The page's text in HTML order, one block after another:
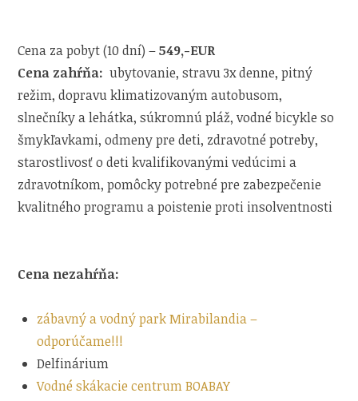
Cena za pobyt (10 dní) –549,-EUR
Cena zahŕňa: ubytovanie, stravu 3x denne, pitný
režim, dopravu klimatizovaným autobusom,
slnečníky a lehátka, súkromnú pláž, vodné bicykle so
šmykľavkami, odmeny pre deti, zdravotné potreby,
starostlivosť o deti kvalifikovanými vedúcimi a
zdravotníkom, pomôcky potrebné pre zabezpečenie
kvalitného programu a poistenie proti insolventnosti
Cena nezahŕňa:
zábavný a vodný park Mirabilandia –
odporúčame!!!
Delfinárium
Vodné skákacie centrum BOABAY